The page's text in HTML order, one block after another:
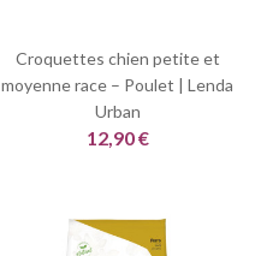
Croquettes chien petite et
moyenne race – Poulet | Lenda
Urban
12,90 €